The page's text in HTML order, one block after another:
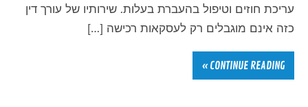
עריכת חוזים וטיפול בהעברת בעלות. שירותיו של עורך דין
כזה אינם מוגבלים רק לעסקאות רכישה […]
CONTINUE READING »